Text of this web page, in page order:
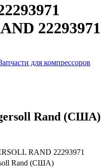
22293971
для компрессоров
Rand (США)
RAND 22293971
Rand (США)